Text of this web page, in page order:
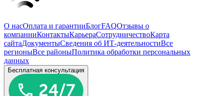
О насОплата и гарантииБлогFAQОтзывы о
компанииКонтактыКарьераСотрудничествоКарта
сайтаДокументыСведения об ИТ-деятельностиВсе
регионыВсе районыПолитика обработки персональных
данных
Бесплатная консультация